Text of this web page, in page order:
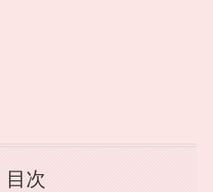
目次